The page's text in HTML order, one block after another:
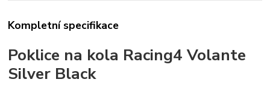
Kompletní specifikace
Poklice na kola Racing4 Volante
Silver Black